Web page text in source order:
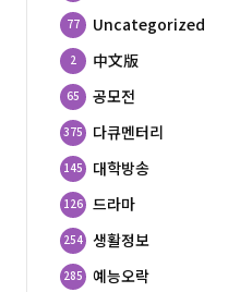
Uncategorized
77
中文版
2
공모전
65
다큐멘터리
375
대학방송
145
드라마
126
생활정보
254
예능오락
285